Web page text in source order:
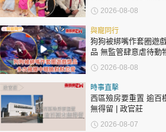
飲食旅遊
星島環球 The Standard 親子王
回應兩女交好有原因
2026-08-08
與寵同行
狗狗被綁嘴作套圈遊
品 無監管肆意虐待動
2026-08-08
時事直擊
西區殮房要重置 逾百
無得留 | 政官莊
2026-08-07